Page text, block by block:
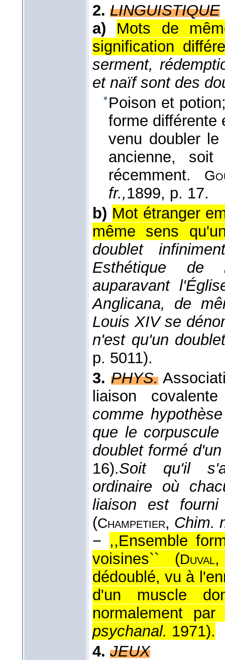
2. LINGUISTIQUE
a)
Mots de
signification
serment,
et naïf sont des
Poison et
forme différente
venu doubler
ancienne,
récemment.
fr.,1899, p. 17.
b) Mot étranger
même sens
doublet
Esthétique
auparavant
Anglicana, de
Louis XIV se
n'est qu'un
p. 5011).
3. PHYS.
liaison
comme
que le
doublet formé
16).Soit qu'il
ordinaire où
liaison est
(Champetier, Chim.
− ,,Ensemble
voisines`` (Duval,
dédoublé, vu à
d'un muscle
normalement
psychanal. 1971).
4. JEUX